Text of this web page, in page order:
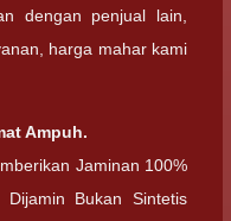
dengan penjual lain,
harga mahar kami
Ampuh.
Jaminan 100%
Bukan Sintetis